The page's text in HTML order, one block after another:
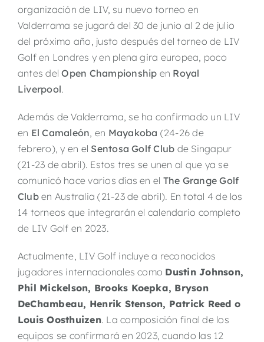
organización de LIV, su nuevo torneo en
Valderrama se jugará del 30 de junio al 2 de julio
del próximo año, justo después del torneo de LIV
Golf en Londres y en plena gira europea, poco
antes delOpen Championship en Royal
Liverpool.
Además de Valderrama, se ha confirmado un LIV
en El Camaleón , en Mayakoba (24-26 de
febrero), y en el Sentosa Golf Club de Singapur
(21-23 de abril). Estos tres se unen al que ya se
comunicó hace varios días en el The Grange Golf
Cluben Australia (21-23 de abril). En total 4 de los
14 torneos que integrarán el calendario completo
de LIV Golf en 2023.
Actualmente, LIV Golf incluye a reconocidos
jugadores internacionales como Dustin Johnson,
Phil Mickelson, Brooks Koepka, Bryson
DeChambeau, Henrik Stenson, Patrick Reed o
Louis Oosthuizen. La composición final de los
equipos se confirmará en 2023, cuando las 12